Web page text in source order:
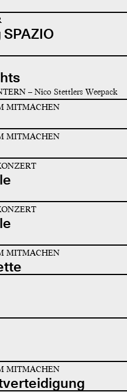
– Nico Stettlers Weepack
MITMACHEN
MITMACHEN
MITMACHEN
MITMACHEN